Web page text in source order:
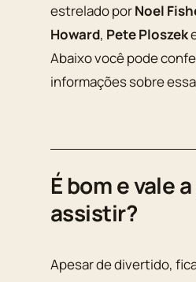
estrelado porNoel
Howard, Pete Ploszek
Abaixo você pode
informações sobre
É bom e vale
assistir?
Apesar de divertido,